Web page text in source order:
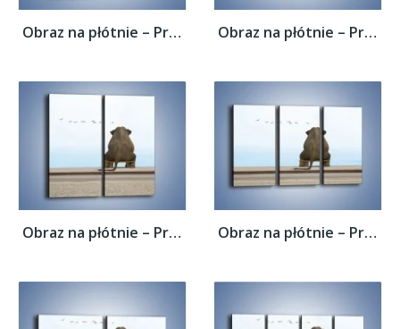
Obraz na płótnie – Przemyślenia słonia w... Obraz na płótnie – Przemyślenia słonia w...
Obraz na płótnie – Przemyślenia słonia w... Obraz na płótnie – Przemyślenia słonia w...